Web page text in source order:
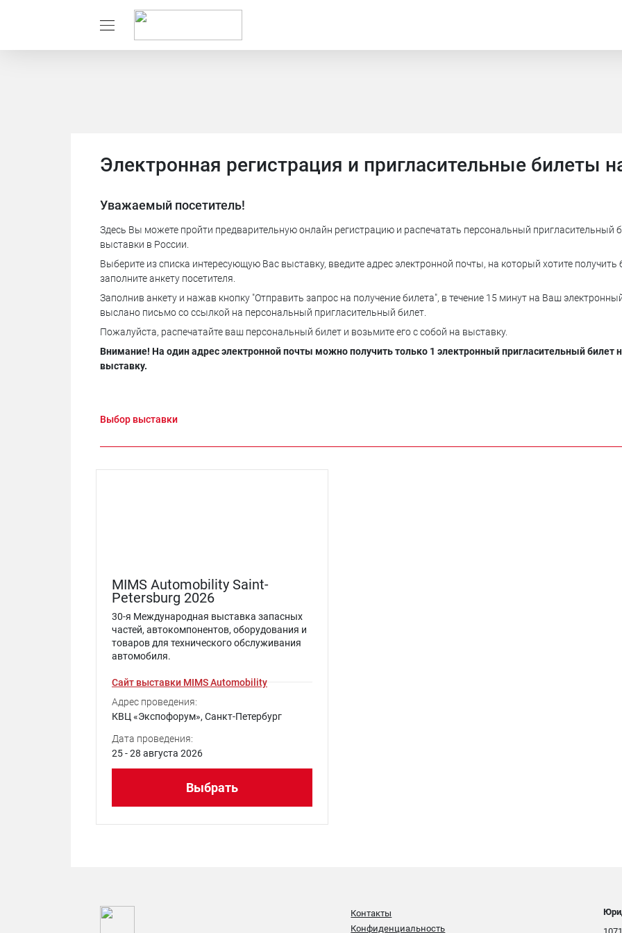
Электронная регистрация и пригласительные билеты
Уважаемый посетитель!
Здесь Вы можете пройти предварительную онлайн регистрацию и распечатать персональный пригласительный
выставки в России.
Выберите из списка интересующую Вас выставку, введите адрес электронной почты, на который хотите получить
заполните анкету посетителя.
Заполнив анкету и нажав кнопку "Отправить запрос на получение билета", в течение 15 минут на Ваш
выслано письмо со ссылкой на персональный пригласительный билет.
Пожалуйста, распечатайте ваш персональный билет и возьмите его с собой на выставку.
Внимание! На один адрес электронной почты можно получить только 1 электронный пригласительный билет
выставку.
Выбор выставки
MIMS Automobility Saint-
Petersburg 2026
30-я Международная выставка запасных
частей, автокомпонентов, оборудования и
товаров для технического обслуживания
автомобиля.
Сайт выставки MIMS Automobility
Адрес проведения:
КВЦ «Экспофорум», Санкт-Петербург
Дата проведения:
25 - 28 августа 2026
Выбрать
Контакты
Конфиденциальность